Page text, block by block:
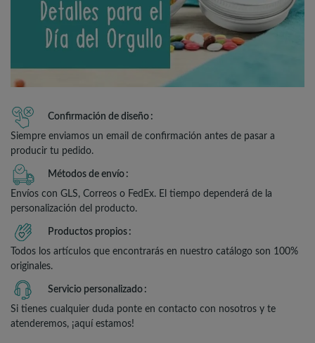
Confirmación de diseño
Siempre enviamos un email de confirmación antes de pasar a
producir tu pedido.
Métodos de envío
Envíos con GLS, Correos o FedEx. El tiempo dependerá de la
personalización del producto.
Productos propios
Todos los artículos que encontrarás en nuestro catálogo son 100%
originales.
Servicio personalizado
Si tienes cualquier duda ponte en contacto con nosotros y te
atenderemos, ¡aquí estamos!